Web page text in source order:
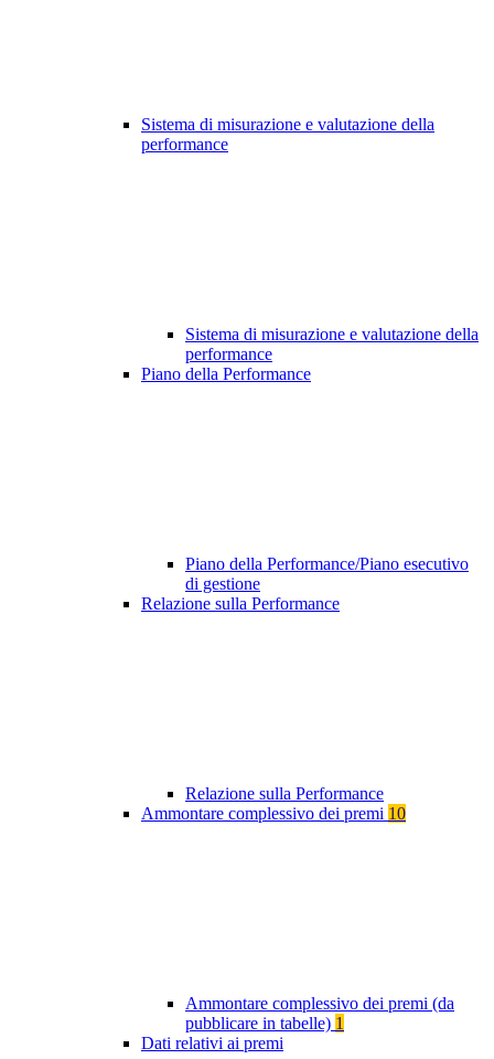
Sistema di misurazione e valutazione della
performance
Sistema di misurazione e valutazione della
performance
Piano della Performance
Piano della Performance/Piano esecutivo
di gestione
Relazione sulla Performance
Relazione sulla Performance
Ammontare complessivo dei premi 10
Ammontare complessivo dei premi (da
pubblicare in tabelle) 1
Dati relativi ai premi